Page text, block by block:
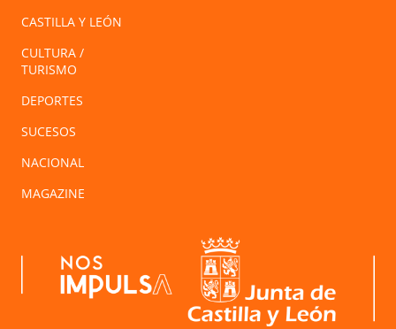
CASTILLA Y LEÓN
CULTURA /
TURISMO
DEPORTES
SUCESOS
NACIONAL
MAGAZINE